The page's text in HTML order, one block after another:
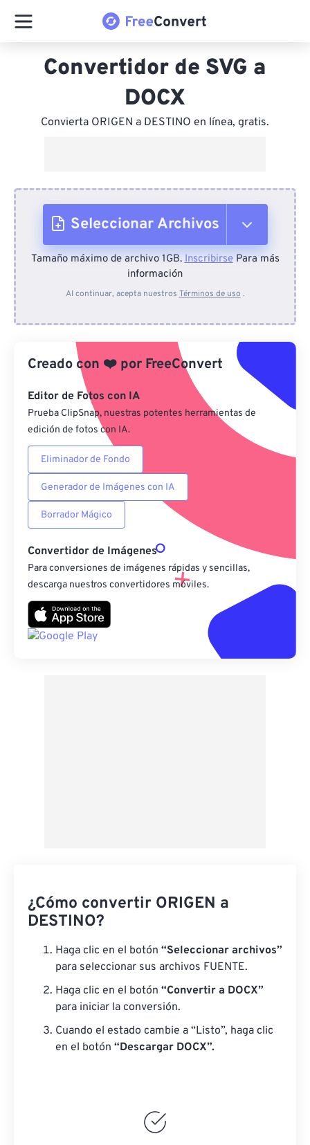
Convertidor de SVG a
DOCX
Convierta ORIGEN a DESTINO en línea, gratis.
Seleccionar Archivos
Desde el dispositivo
Desde Google Drive
Desde OneDrive
Desde URL
Tamaño máximo de archivo 1GB.InscribirsePara más
información
Al continuar, acepta nuestros Términos de uso .
Creado con ❤️ por FreeConvert
Editor de Fotos con IA
Prueba ClipSnap, nuestras potentes herramientas de
edición de fotos con IA.
Eliminador de Fondo
Generador de Imágenes con IA
Borrador Mágico
Convertidor de Imágenes
Para conversiones de imágenes rápidas y sencillas,
descarga nuestros convertidores móviles.
¿Cómo convertir ORIGEN a
DESTINO?
Haga clic en el botón “Seleccionar archivos”
para seleccionar sus archivos FUENTE.
Haga clic en el botón “Convertir a DOCX”
para iniciar la conversión.
Cuando el estado cambie a “Listo”, haga clic
en el botón “Descargar DOCX”.